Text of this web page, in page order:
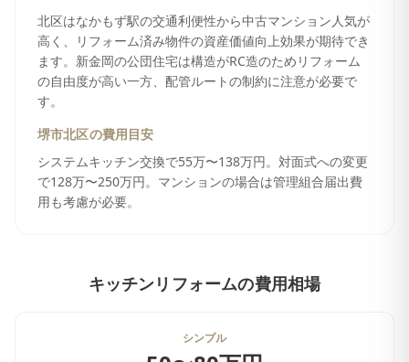
北区はなかもず駅の交通利便性から中古マンション人気が
高く、リフォーム済み物件の資産価値向上効果が期待でき
ます。新金岡の公団住宅は構造がRC造のためリフォーム
の自由度が高い一方、配管ルートの制約に注意が必要で
す。
堺市北区の費用目安
システムキッチン交換で55万〜138万円。対面式への変更
で128万〜250万円。マンションの場合は管理組合届出費
用も考慮が必要。
キッチンリフォームの費用相場
シンプル